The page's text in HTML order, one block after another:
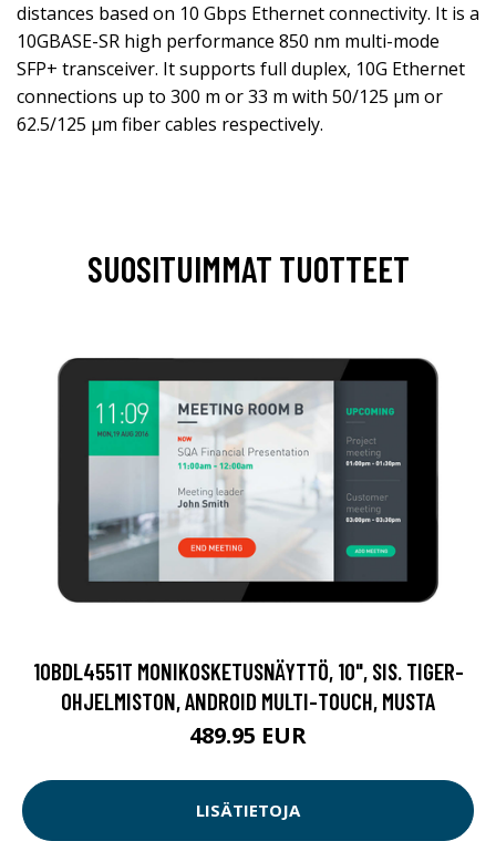
distances based on 10 Gbps Ethernet connectivity. It is a
10GBASE-SR high performance 850 nm multi-mode
SFP+ transceiver. It supports full duplex, 10G Ethernet
connections up to 300 m or 33 m with 50/125 µm or
62.5/125 µm fiber cables respectively.
SUOSITUIMMAT TUOTTEET
10BDL4551T MONIKOSKETUSNÄYTTÖ, 10", SIS. TIGER-
OHJELMISTON, ANDROID MULTI-TOUCH, MUSTA
489.95 EUR
LISÄTIETOJA